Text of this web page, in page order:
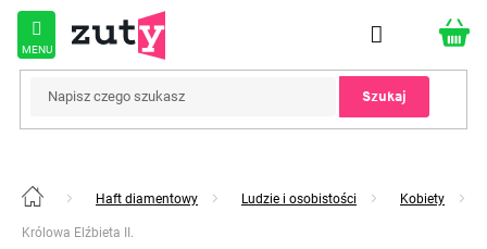
Przejść
treści
Szukaj
Home Haft diamentowy Ludzie i osobistości Kobiety
Królowa Elźbieta II.